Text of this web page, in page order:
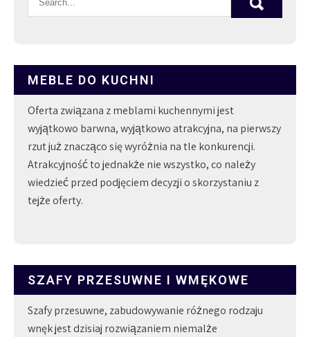
MEBLE DO KUCHNI
Oferta związana z meblami kuchennymi jest
wyjątkowo barwna, wyjątkowo atrakcyjna, na pierwszy
rzut już znacząco się wyróżnia na tle konkurencji.
Atrakcyjność to jednakże nie wszystko, co należy
wiedzieć przed podjęciem decyzji o skorzystaniu z
tejże oferty.
SZAFY PRZESUWNE I WMĘKOWE
Szafy przesuwne, zabudowywanie różnego rodzaju
wnęk jest dzisiaj rozwiązaniem niemalże